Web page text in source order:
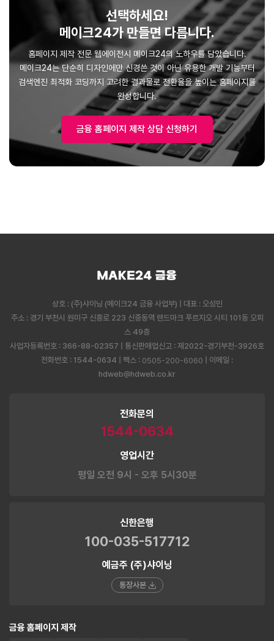
선택하세요!
메이크24가 만들면 다릅니다.
홈페이지 제작 전문 웹에이전시 메이크24의 노하우를 담았습니다.
메이크24는 단순히 디자인에만 신경쓴 것이 아닌 유용한 개발 기능부터
검색엔진 최적화 코딩까지 고려한 결과물로 전환율을 높이는 홈페이지를
금융 홈페이지 제작 상담 신청하기
상호 : (주)샤이닝 (메이크24 금융 사업부) | 대표 : 오성민
주소 : 경기 부천시 원미구 신흥로 223 신중동역 랜드마크 푸르지오 시티 101동 오피
스 49층
사업자등록번호 : 366-88-02357 | 통신판매업신고 : 제2022-경기부천-3926호
전화번호 : 1544-0634 | 팩스 : 0505-200-6060 | 이메일 :
hdweb@hdweb.co.kr
전화문의
1544-0634
영업시간
평일 오전 9시 - 오후 5시30분
신한은행
100-035-517712
예금주 (주)샤이닝
통장사본
금융 홈페이지 제작